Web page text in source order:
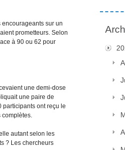
sur un
prometteurs. Selon
à 90 ou 62 pour
une demi-dose
une paire de
participants ont reçu le
complètes.
autant selon les
? Les chercheurs